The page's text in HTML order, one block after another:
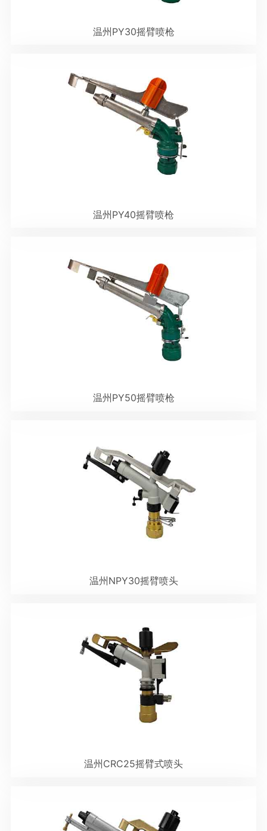
温州PY30摇臂喷枪
温州PY40摇臂喷枪
温州PY50摇臂喷枪
温州NPY30摇臂喷头
温州CRC25摇臂式喷头